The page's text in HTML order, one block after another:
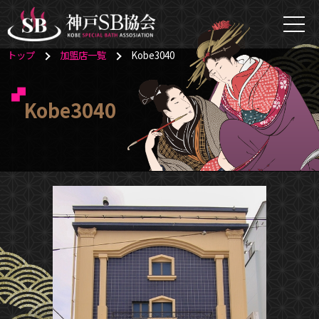
トップ 加盟店一覧 Kobe3040
Kobe3040